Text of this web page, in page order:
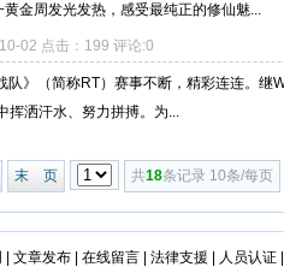
金周发光发热，感受最纯正的修仙魅...
02 点击：199 评论:0
》（简称RT）赛事不断，精彩连连。继
挥洒汗水、努力拼搏。为...
末 页 共18条记录 10条/每页
文章发布| 在线留言| 法律支援 人员认证|